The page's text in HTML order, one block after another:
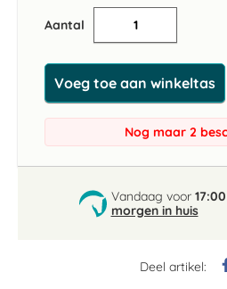
Deel artikel:
Aantal
Voeg toe aan winkeltas
Nog maar 2
Vandaag voor
morgen in huis